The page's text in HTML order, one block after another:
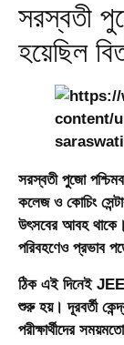
সরস্বতী
হয়েছিল
সরস্বতী পুজো
কলেজ ও কোচিং
উৎসবের আবহ থাকে।
পরিবহণেও প্রভাব
ঠিক এই দিনেই JEE
শুরু হয়। দূরবর্তী
পরীক্ষার্থীদের